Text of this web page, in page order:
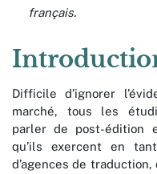
français.
Difficile d’ignorer
marché, tous les
parler de post-édition
qu’ils exercent en
d’agences de